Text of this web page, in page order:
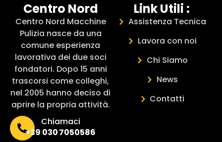
Centro Nord
Centro Nord Macchine
Pulizia nasce da una
comune esperienza
lavorativa dei due soci
fondatori. Dopo 15 anni
trascorsi come colleghi,
nel 2005 hanno deciso di
aprire la propria attività.
Chiamaci
+39 030 7050586
Link Utili :
Assistenza Tecnica
Lavora con noi
Chi Siamo
News
Contatti